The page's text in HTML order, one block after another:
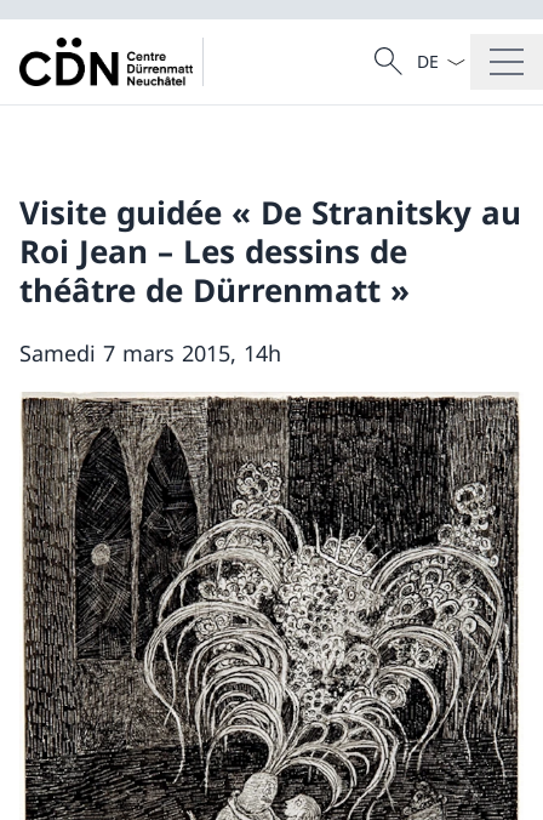
Recherche
Recherche
La langue
Visite guidée « De Stranitsky au
Roi Jean – Les dessins de
théâtre de Dürrenmatt »
Samedi 7 mars 2015, 14h